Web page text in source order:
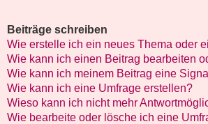
Beiträge schreiben
Wie erstelle ich ein neues Thema oder
Wie kann ich einen Beitrag bearbeiten
Wie kann ich meinem Beitrag eine
Wie kann ich eine Umfrage erstellen?
Wieso kann ich nicht mehr
Wie bearbeite oder lösche ich eine